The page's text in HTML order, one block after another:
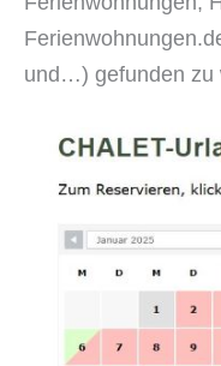
und…) gefunden zu